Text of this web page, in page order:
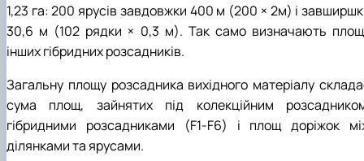
1,23 га: 200 ярусів завдовжки 400 м (200 × 2м) і
30,6 м (102 рядки × 0,3 м). Так само визначають
інших гібридних розсадників.
Загальну площу розсадника вихідного матеріалу
сума площ, зайнятих під колекційним
гібридними розсадниками (F1-F6) і площ доріжок
ділянками та ярусами.